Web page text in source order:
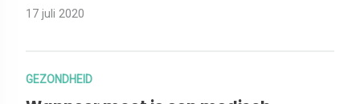
17 juli 2020
GEZONDHEID